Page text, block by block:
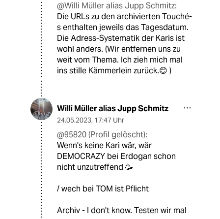
@Willi Müller alias Jupp Schmitz:
Die URLs zu den archivierten Touché-
s enthalten jeweils das Tagesdatum.
Die Adress-Systematik der Karis ist
wohl anders. (Wir entfernen uns zu
weit vom Thema. Ich zieh mich mal
ins stille Kämmerlein zurück.😊 )
Willi Müller alias Jupp Schmitz
24.05.2023, 17:47 Uhr
@95820 (Profil gelöscht):
Wenn's keine Kari wär, wär
DEMOCRAZY bei Erdogan schon
nicht unzutreffend 🥳
/ wech bei TOM ist Pflicht
Archiv - I don't know. Testen wir mal